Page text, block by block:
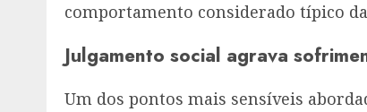
comportamento considerado típico
Julgamento social agrava
Um dos pontos mais sensíveis